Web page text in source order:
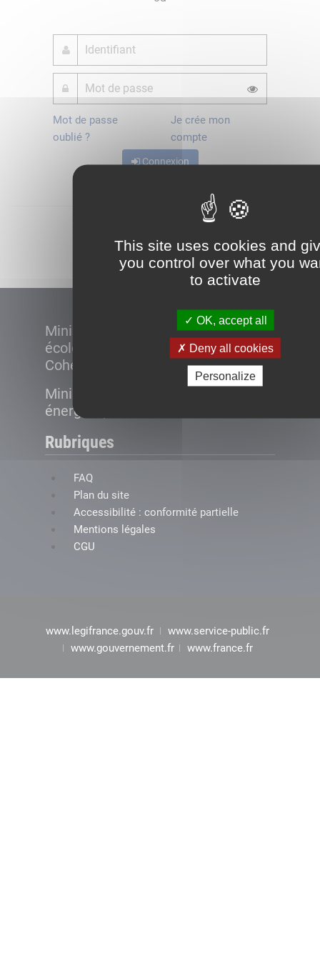
This site uses cookies and
you control over what you
to activate
OK, accept all
Deny all cookies
Personalize
Mot de passe
oublié ?
Je crée mon
compte
Connexion
Ministère de la Transition
écologique et de la
Cohésion des territoires
Ministère de la Transition
énergétique
Rubriques
FAQ
Plan du site
Accessibilité : conformité partielle
Mentions légales
CGU
www.legifrance.gouv.fr
www.service-public.fr
www.gouvernement.fr
www.france.fr